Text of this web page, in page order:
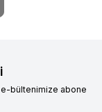
bültenimize abone